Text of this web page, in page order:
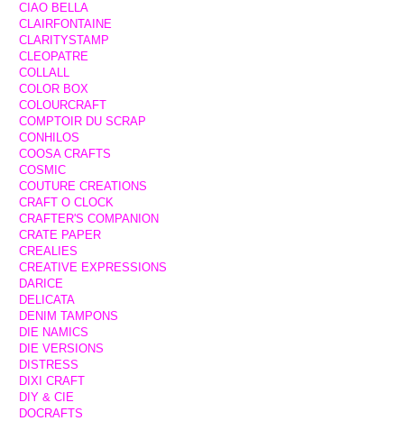
CIAO BELLA
CLAIRFONTAINE
CLARITYSTAMP
CLEOPATRE
COLLALL
COLOR BOX
COLOURCRAFT
COMPTOIR DU SCRAP
CONHILOS
COOSA CRAFTS
COSMIC
COUTURE CREATIONS
CRAFT O CLOCK
CRAFTER'S COMPANION
CRATE PAPER
CREALIES
CREATIVE EXPRESSIONS
DARICE
DELICATA
DENIM TAMPONS
DIE NAMICS
DIE VERSIONS
DISTRESS
DIXI CRAFT
DIY & CIE
DOCRAFTS